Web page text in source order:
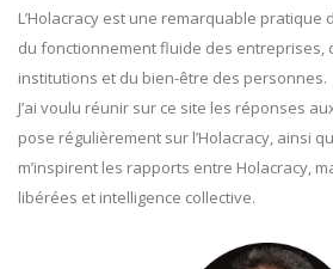
L’Holacracy est une remarquable pratique
du fonctionnement fluide des entreprises,
institutions et du bien-être des personnes.
J’ai voulu réunir sur ce site les réponses
pose régulièrement sur l’Holacracy, ainsi
m’inspirent les rapports entre Holacracy,
libérées et intelligence collective.